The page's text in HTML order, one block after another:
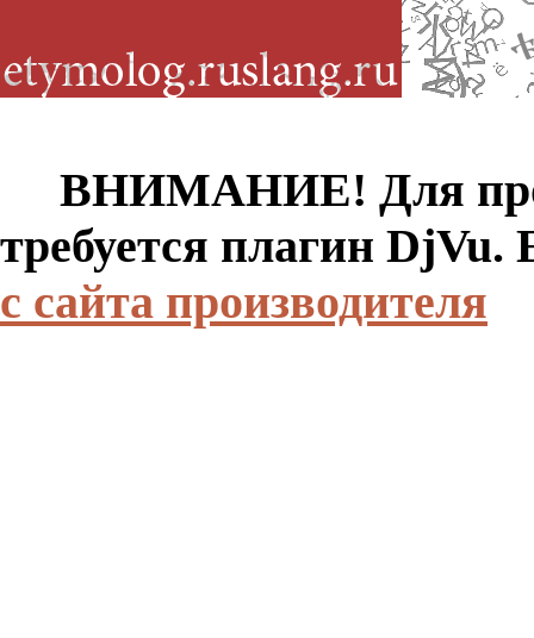
ВНИМАНИЕ! Для
требуется плагин
с сайта производителя